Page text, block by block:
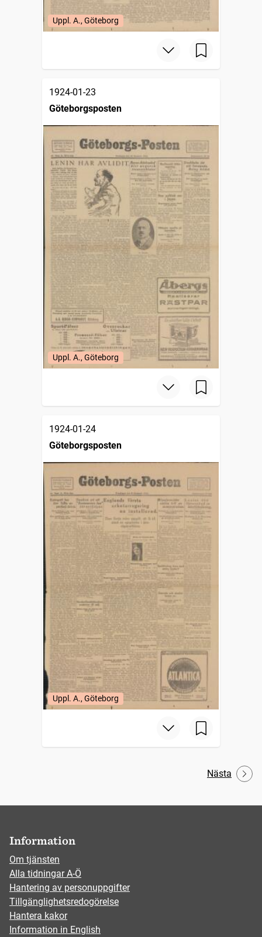
Uppl. A., Göteborg
1924-01-23
Göteborgsposten
Uppl. A., Göteborg
1924-01-24
Göteborgsposten
Uppl. A., Göteborg
Nästa
Information
Om tjänsten
Alla tidningar A-Ö
Hantering av personuppgifter
Tillgänglighetsredogörelse
Hantera kakor
Information in English